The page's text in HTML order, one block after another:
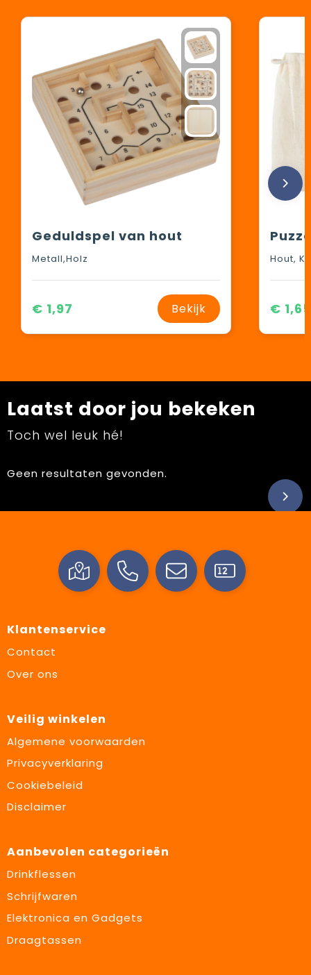
Geduldspel van hout
Metall,Holz
€ 1,97 Bekijk
Hout,
€ 1,65
Laatst door jou bekeken
Toch wel leuk hé!
Geen resultaten gevonden.
Klantenservice
Contact
Over ons
Veilig winkelen
Algemene voorwaarden
Privacyverklaring
Cookiebeleid
Disclaimer
Aanbevolen categorieën
Drinkflessen
Schrijfwaren
Elektronica en Gadgets
Draagtassen